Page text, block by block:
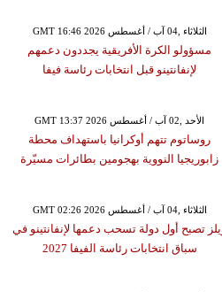
GMT 16:46 2026 الثلاثاء ,04 آب / أغسطس
مسؤولو الكرة الأفريقية يجددون دعمهم
لإنفانتينو قبل انتخابات رئاسة فيفا
GMT 13:37 2026 الأحد ,02 آب / أغسطس
روساتوم تتهم أوكرانيا باستهداف محطة
زابوريجيا النووية بهجومين بطائرات مسيّرة
GMT 02:26 2026 الثلاثاء ,04 آب / أغسطس
تصبح أول دولة تسحب دعمها لإنفانتينو في
سباق انتخابات رئاسة الفيفا 2027